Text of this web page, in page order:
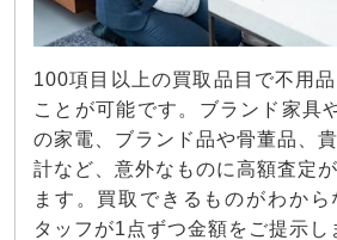
100項目以上の買取品目で不用
ことが可能です。ブランド家具
の家電、ブランド品や骨董品、
計など、意外なものに高額査定
ます。買取できるものがわから
タッフが1点ずつ金額をご提示し